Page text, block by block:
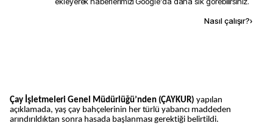
Nasıl çalışır?›
Çay İşletmeleri Genel Müdürlüğü’nden (ÇAYKUR)yapılan
açıklamada, yaş çay bahçelerinin her türlü yabancı maddeden
arındırıldıktan sonra hasada başlanması gerektiği belirtildi.